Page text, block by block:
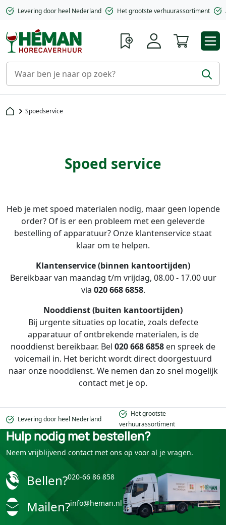
Levering door heel Nederland Het grootste verhuurassortiment
Spoedservice
Spoed service
Heb je met spoed materialen nodig, maar geen lopende
order? Of is er een probleem met een geleverde
bestelling of apparatuur? Onze klantenservice staat
klaar om te helpen.
Klantenservice (binnen kantoortijden)
Bereikbaar van maandag t/m vrijdag, 08.00 - 17.00 uur
via 020 668 6858.
Nooddienst (buiten kantoortijden)
Bij urgente situaties op locatie, zoals defecte
apparatuur of ontbrekende materialen, is de
nooddienst bereikbaar. Bel 020 668 6858 en spreek de
voicemail in. Het bericht wordt direct doorgestuurd
naar onze nooddienst. We nemen dan zo snel mogelijk
contact met je op.
Levering door heel Nederland
Het grootste
verhuurassortiment
Hulp nodig met bestellen?
Neem vrijblijvend contact met ons op voor al je vragen.
Bellen?020-66 86 858
Mailen?info@heman.nl